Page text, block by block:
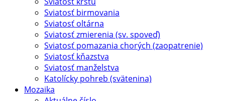
Sviatosť birmovania
Sviatosť oltárna
Sviatosť zmierenia (sv. spoveď)
Sviatosť pomazania chorých (zaopatrenie)
Sviatosť kňazstva
Sviatosť manželstva
Katolícky pohreb (svätenina)
Mozaika